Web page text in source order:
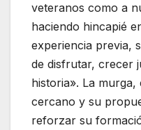
veteranos como a
haciendo hincapié
experiencia previa,
de disfrutar, crecer
historia». La
cercano y su
reforzar su